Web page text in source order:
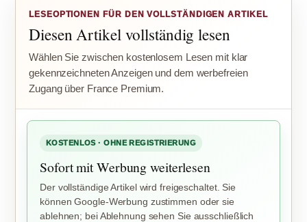
LESEOPTIONEN FÜR DEN VOLLSTÄNDIGEN ARTIKEL
Diesen Artikel vollständig lesen
Wählen Sie zwischen kostenlosem Lesen mit klar
gekennzeichneten Anzeigen und dem werbefreien
Zugang über France Premium.
KOSTENLOS · OHNE REGISTRIERUNG
Sofort mit Werbung weiterlesen
Der vollständige Artikel wird freigeschaltet. Sie
können Google-Werbung zustimmen oder sie
ablehnen; bei Ablehnung sehen Sie ausschließlich